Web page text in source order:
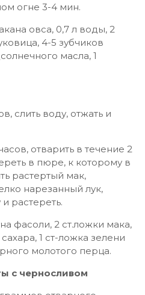
огне 3-4 мин.
овса, 0,7 л воды, 2
4-5 зубчиков
масла, 1
слить воду, отжать и
отварить в течение 2
в пюре, к которому в
растертый мак,
нарезанный лук,
растереть.
фасоли, 2 ст.ложки мака,
1 ст-ложка зелени
молотого перца.
с черносливом